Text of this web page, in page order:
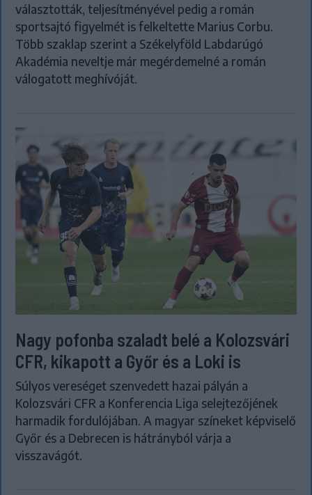
választották, teljesítményével pedig a román
sportsajtó figyelmét is felkeltette Marius Corbu.
Több szaklap szerint a Székelyföld Labdarúgó
Akadémia neveltje már megérdemelné a román
válogatott meghívóját.
Nagy pofonba szaladt belé a Kolozsvári
CFR, kikapott a Győr és a Loki is
Súlyos vereséget szenvedett hazai pályán a
Kolozsvári CFR a Konferencia Liga selejtezőjének
harmadik fordulójában. A magyar színeket képviselő
Győr és a Debrecen is hátrányból várja a
visszavágót.